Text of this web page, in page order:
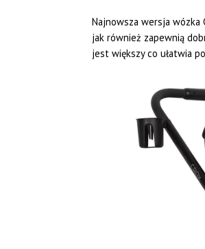
Najnowsza wersja wózka
jak również zapewnią
jest większy co ułatwia